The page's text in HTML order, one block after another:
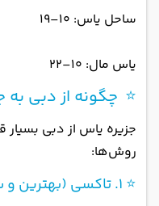
ساحل یاس: ۱۰–۱۹
یاس مال: ۱۰–۲۲
⭐ چگونه از دبی به
جزیره یاس از دبی
روش‌ها:
⭐ ۱. تاکسی (بهترین و سریع‌ترین)